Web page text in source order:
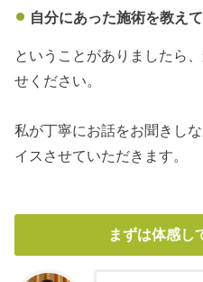
自分にあった施術を教え
ということがありましたら
せください。
私が丁寧にお話をお聞きし
イスさせていただきます。
まずは体感し